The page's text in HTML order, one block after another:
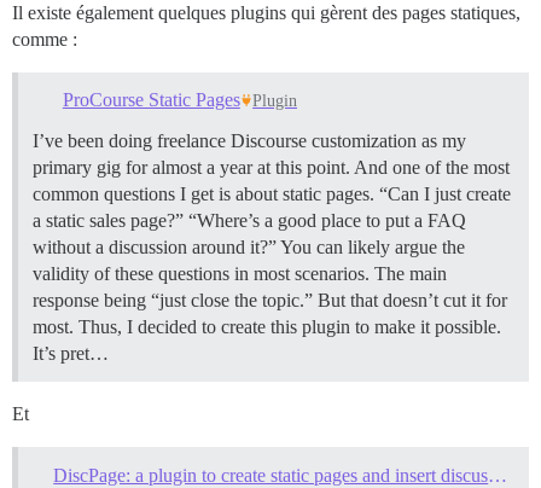
Il existe également quelques plugins qui gèrent des pages statiques,
comme :
ProCourse Static Pages Plugin
I’ve been doing freelance Discourse customization as my
primary gig for almost a year at this point. And one of the most
common questions I get is about static pages. “Can I just create
a static sales page?” “Where’s a good place to put a FAQ
without a discussion around it?” You can likely argue the
validity of these questions in most scenarios. The main
response being “just close the topic.” But that doesn’t cut it for
most. Thus, I decided to create this plugin to make it possible.
It’s pret…
Et
DiscPage: a plugin to create static pages and insert discussion balloons in the text